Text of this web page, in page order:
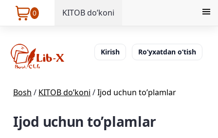
0 KITOB do’koni
Kirish Ro‘yxatdan o‘tish
Bosh / KITOB do’koni /Ijod uchun to’plamlar
Ijod uchun to’plamlar